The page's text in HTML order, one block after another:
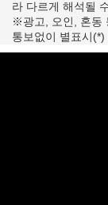
라 다르게 해석될
※광고, 오인, 혼동
통보없이 별표시